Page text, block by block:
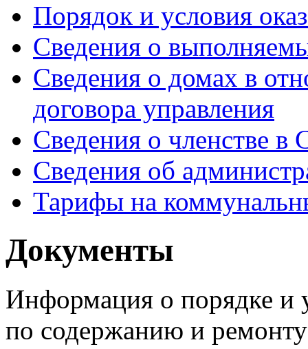
Порядок и условия
Сведения о
Сведения о домах в
договора управления
Сведения о членстве
Сведения об
Тарифы на
Документы
Информация о порядке и
по содержанию и